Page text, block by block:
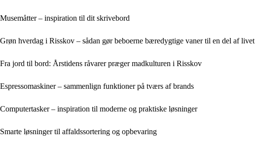
Musemåtter – inspiration til dit skrivebord
Grøn hverdag i Risskov – sådan gør beboerne bæredygtige vaner til en del af livet
Fra jord til bord: Årstidens råvarer præger madkulturen i Risskov
Espressomaskiner – sammenlign funktioner på tværs af brands
Computertasker – inspiration til moderne og praktiske løsninger
Smarte løsninger til affaldssortering og opbevaring